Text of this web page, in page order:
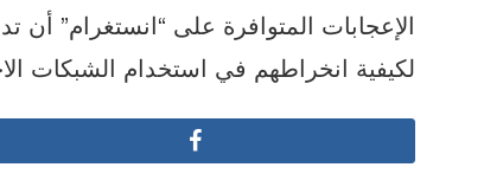
الإعجابات المتوافرة على “انستغرام”
لكيفية انخراطهم في استخدام الشبكات